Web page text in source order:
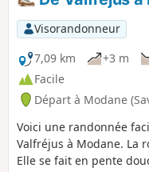
Visorandonneur
7,09 km
+3 m
Facile
Départ à Modane
Voici une randonnée
Valfréjus à Modane. La
Elle se fait en pente